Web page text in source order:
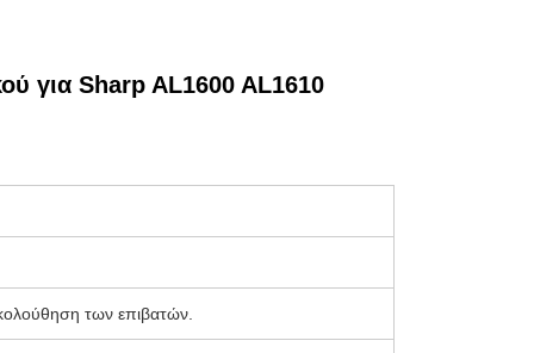
για Sharp AL1600 AL1610
των επιβατών.